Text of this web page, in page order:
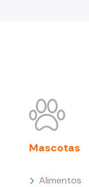
Mascotas
Alimentos